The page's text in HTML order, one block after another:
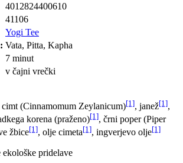
4012824400610
41106
Yogi Tee
Vata, Pitta, Kapha
7 minut
v čajni vrečki
cimt (Cinnamomum Zeylanicum)[1], janež[1],
korena (praženo)[1], črni poper (Piper
žbice[1], olje cimeta[1], ingverjevo olje[1]
pridelave